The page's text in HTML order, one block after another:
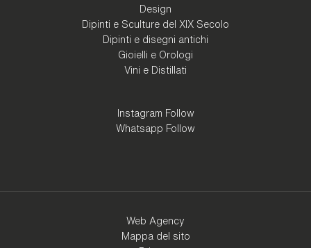
Design
Dipinti e Sculture del XIX Secolo
Dipinti e disegni antichi
Gioielli e Orologi
Vini e Distillati
Instagram Follow
Whatsapp Follow
Web Agency
Mappa del sito